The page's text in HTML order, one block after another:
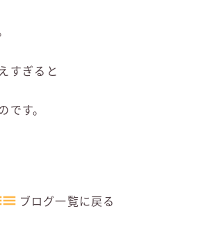
すぎると
です。
ブログ一覧に戻る